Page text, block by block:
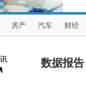
房产 汽车 财经
数据报告